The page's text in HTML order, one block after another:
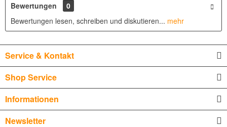
Bewertungen
0
Bewertungen lesen, schreiben und diskutieren... mehr
Service & Kontakt
Shop Service
Informationen
Newsletter